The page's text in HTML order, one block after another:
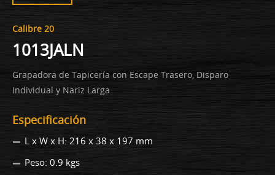
Calibre 20
1013JALN
Grapadora de Tapicería con Escape Trasero, Disparo
Individual y Nariz Larga
Especificación
L x W x H: 216 x 38 x 197 mm
Peso: 0.9 kgs